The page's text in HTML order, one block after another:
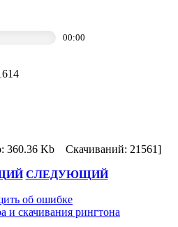
00:00
360.36 Kb Скачиваний: 21561]
СЛЕДУЮЩИЙ
об ошибке
и скачивания рингтона